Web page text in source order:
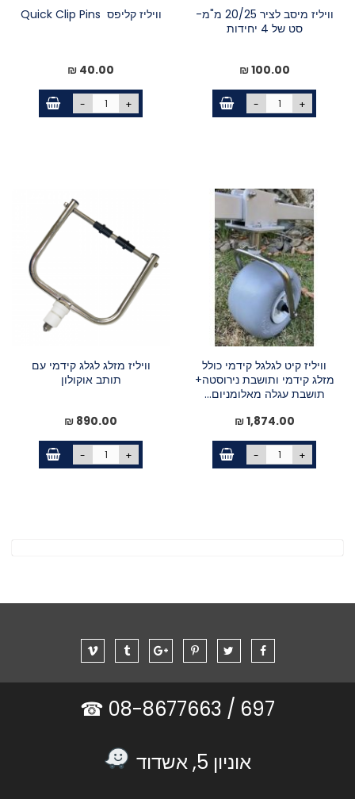
וויליז מיסב לציר 20/25 מ"מ-
סט של 4 יחידות
100.00 ₪
- +
וויליז קליפס Quick Clip Pins
40.00 ₪
- +
וויליז קיט לגלגל קידמי כולל
מזלג קידמי ותושבת נירוסטה+
תושבת עגלה מאלומניום...
1,874.00 ₪
- +
וויליז מזלג לגלג קידמי עם
תותב אוקולון
890.00 ₪
- +
697 /
אוניון 5, אשדוד